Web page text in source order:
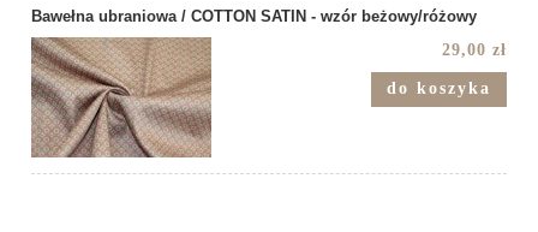
Bawełna ubraniowa / COTTON SATIN - wzór beżowy/różowy
29,00 zł
do koszyka